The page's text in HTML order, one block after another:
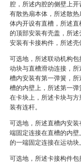
腔，所述内腔的侧壁上
有散热扇本体，所述散
体内开设有直槽，所述
的顶部安装有壳盖，所
安装有卡接构件，所述壳
可选地，所述联动机构
动块与直槽滑动连接，
槽内安装有第一弹簧，
槽的内壁上，所述第一
在卡块上，所述卡块与
装有连杆。
可选地，所述直槽内安
端固定连接在直槽的内
的一端固定连接在运动块
可选地，所述卡接构件